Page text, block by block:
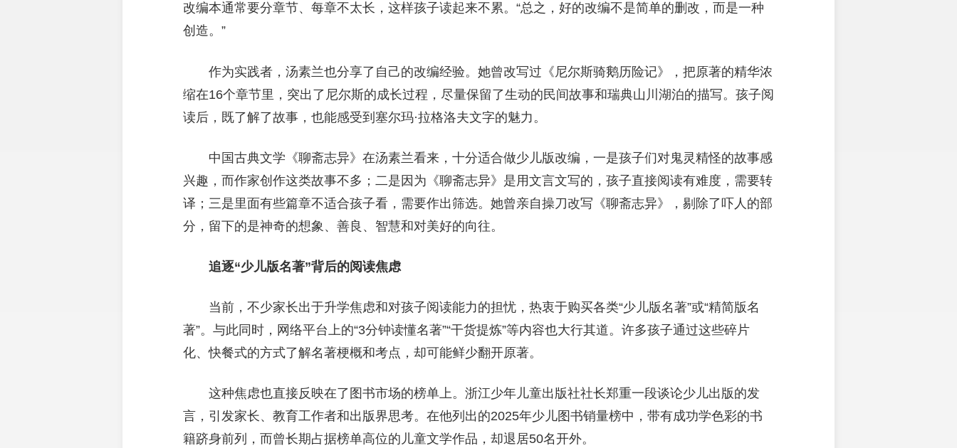
改编本通常要分章节、每章不太长，这样孩子读起来不累。“总之，好的改编不是简单的删改，而是一种
创造。”
作为实践者，汤素兰也分享了自己的改编经验。她曾改写过《尼尔斯骑鹅历险记》，把原著的精华浓
缩在16个章节里，突出了尼尔斯的成长过程，尽量保留了生动的民间故事和瑞典山川湖泊的描写。孩子阅
读后，既了解了故事，也能感受到塞尔玛·拉格洛夫文字的魅力。
中国古典文学《聊斋志异》在汤素兰看来，十分适合做少儿版改编，一是孩子们对鬼灵精怪的故事感
兴趣，而作家创作这类故事不多；二是因为《聊斋志异》是用文言文写的，孩子直接阅读有难度，需要转
译；三是里面有些篇章不适合孩子看，需要作出筛选。她曾亲自操刀改写《聊斋志异》，剔除了吓人的部
分，留下的是神奇的想象、善良、智慧和对美好的向往。
追逐“少儿版名著”背后的阅读焦虑
当前，不少家长出于升学焦虑和对孩子阅读能力的担忧，热衷于购买各类“少儿版名著”或“精简版名
著”。与此同时，网络平台上的“3分钟读懂名著”“干货提炼”等内容也大行其道。许多孩子通过这些碎片
化、快餐式的方式了解名著梗概和考点，却可能鲜少翻开原著。
这种焦虑也直接反映在了图书市场的榜单上。浙江少年儿童出版社社长郑重一段谈论少儿出版的发
言，引发家长、教育工作者和出版界思考。在他列出的2025年少儿图书销量榜中，带有成功学色彩的书
籍跻身前列，而曾长期占据榜单高位的儿童文学作品，却退居50名开外。